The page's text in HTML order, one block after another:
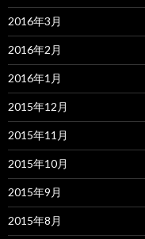
2016年3月
2016年2月
2016年1月
2015年12月
2015年11月
2015年10月
2015年9月
2015年8月